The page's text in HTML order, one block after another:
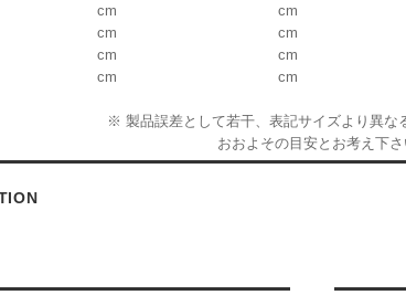
cm
cm
cm
cm
cm
cm
cm cm
※ 製品誤差として若干、表記サイズより異な
おおよその目安とお考え下